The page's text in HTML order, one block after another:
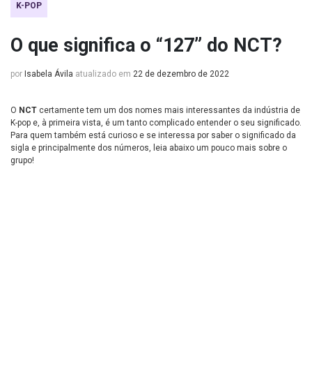
K-POP
O que significa o “127” do NCT?
por Isabela Ávila atualizado em 22 de dezembro de 2022
O NCT certamente tem um dos nomes mais interessantes da indústria de
K-pop e, à primeira vista, é um tanto complicado entender o seu significado.
Para quem também está curioso e se interessa por saber o significado da
sigla e principalmente dos números, leia abaixo um pouco mais sobre o
grupo!